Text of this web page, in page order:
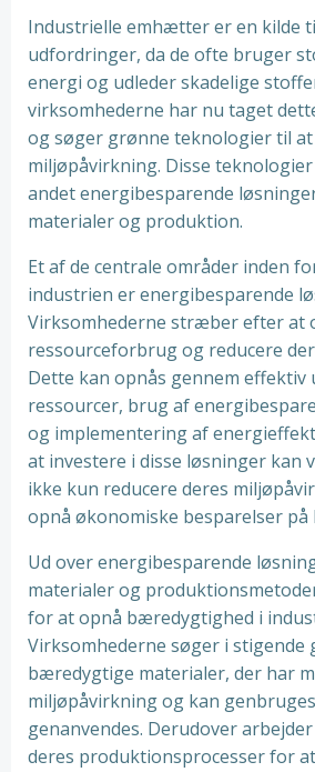
Industrielle emhætter er en kilde
udfordringer, da de ofte bruger
energi og udleder skadelige
virksomhederne har nu taget
og søger grønne teknologier til at
miljøpåvirkning. Disse
andet energibesparende
materialer og produktion.
Et af de centrale områder inden
industrien er energibesparende
Virksomhederne stræber efter at
ressourceforbrug og reducere
Dette kan opnås gennem effektiv
ressourcer, brug af
og implementering af
at investere i disse løsninger kan
ikke kun reducere deres
opnå økonomiske besparelser på
Ud over energibesparende
materialer og
for at opnå bæredygtighed i
Virksomhederne søger i stigende
bæredygtige materialer, der har
miljøpåvirkning og kan
genanvendes. Derudover
deres produktionsprocesser for